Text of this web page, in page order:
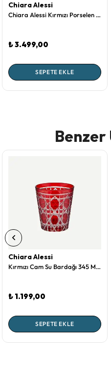
Chiara Alessi
Chiara Alessi Kırmızı Porselen Kahve Fincan Seti 120 Ml CAPBF1ECRD2
₺ 3.499,00
SEPETE EKLE
Chiara Alessi
Kırmızı Cam Su Bardağı 345 Ml Gloria Collection by Chiara Alessi
₺ 1.199,00
SEPETE EKLE